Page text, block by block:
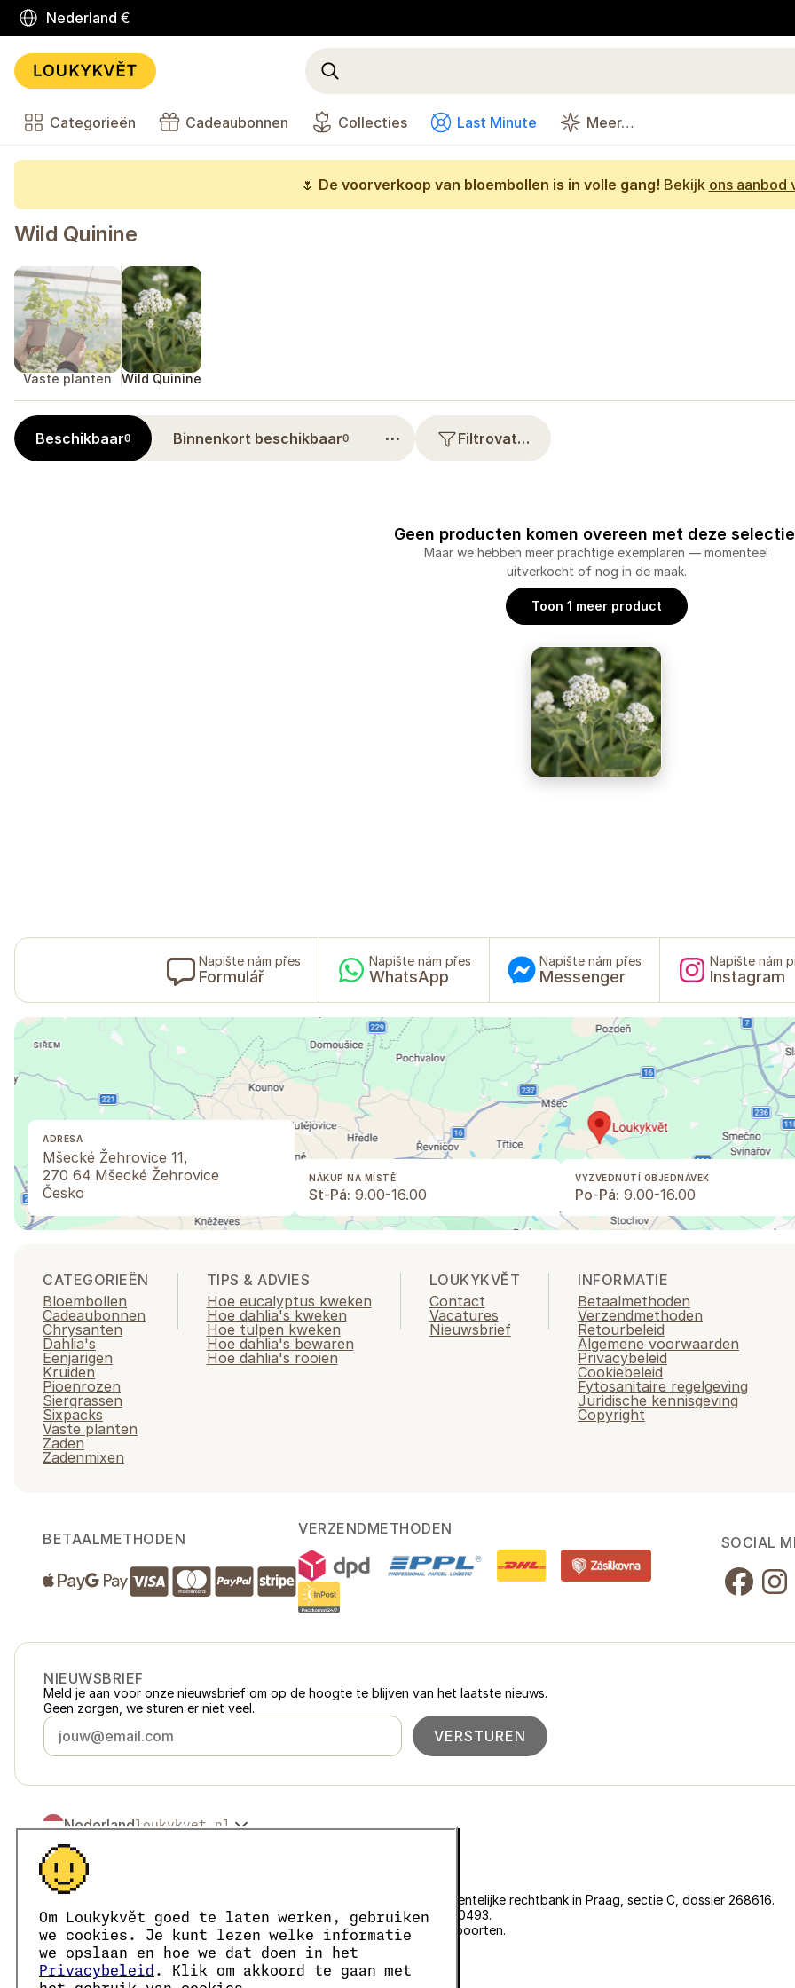
Om Loukykvět goed te laten werken, gebruiken
we cookies. Je kunt lezen welke informatie
we opslaan en hoe we dat doen in het
Privacybeleid . Klik om akkoord te gaan met
Nederland €
Categorieën Cadeaubonnen Collecties Last Minute Meer…
🌷 De voorverkoop van bloembollen is in volle gang! Bekijk ons aanbod
Wild Quinine
Vaste planten Wild Quinine
Beschikbaar0 Binnenkort beschikbaar0 ⋯ Filtrovat…
Geen producten komen overeen met deze
Maar we hebben meer prachtige exemplaren — momenteel
uitverkocht of nog in de maak.
Toon 1 meer product
Napište nám přes
Formulář
Napište nám přes
WhatsApp
Napište nám přes
Messenger
Napište nám
Instagram
ADRESA
Mšecké Žehrovice 11,
270 64 Mšecké Žehrovice
Česko
NÁKUP NA MÍSTĚ
St-Pá: 9.00-16.00
VYZVEDNUTÍ OBJEDNÁVEK
Po-Pá: 9.00-16.00
CATEGORIEËN
Bloembollen
Cadeaubonnen
Chrysanten
Dahlia's
Eenjarigen
Kruiden
Pioenrozen
Siergrassen
Sixpacks
Vaste planten
Zaden
Zadenmixen
TIPS & ADVIES
Hoe eucalyptus kweken
Hoe dahlia's kweken
Hoe tulpen kweken
Hoe dahlia's bewaren
Hoe dahlia's rooien
LOUKYKVĚT
Contact
Vacatures
Nieuwsbrief
INFORMATIE
Betaalmethoden
Verzendmethoden
Retourbeleid
Algemene voorwaarden
Privacybeleid
Cookiebeleid
Fytosanitaire regelgeving
Juridische kennisgeving
Copyright
BETAALMETHODEN
VERZENDMETHODEN
SOCIAL
NIEUWSBRIEF
Meld je aan voor onze nieuwsbrief om op de hoogte te blijven van het laatste nieuws.
Geen zorgen, we sturen er niet veel.
VERSTUREN
Nederlandloukykvet.nl
Česko
Slovensko
Polskaloukykvet.pl
Österreichloukykvet.at
Deutschlandloukykvet.de
Franceloukykvet.fr
Belgiëloukykvet.be
© 2016 →
Loukykvět s.r.o. staat ingeschreven in het handelsregister van de gemeentelijke rechtbank in Praag, sectie C, dossier 268616.
We zijn aangesloten bij het EKO-KOM-systeem onder nummer EKF00180493.
Wij gebruiken registratienummer 0636 voor de afgifte van plantenpaspoorten.
Ons KvK-nummer is 05663687, btw-nummer is CZ05663687.
Het ID van de data box is eng827q.
Het EORI-nummer is CZ05663687.